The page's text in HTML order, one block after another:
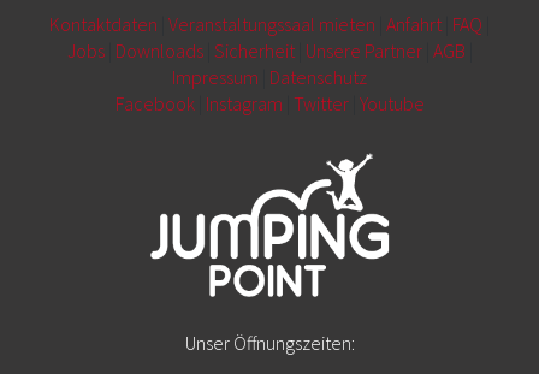
Kontaktdaten Veranstaltungssaal mieten Anfahrt FAQ
Jobs| Downloads| Sicherheit| Unsere Partner| AGB
Impressum Datenschutz
Facebook| Instagram Twitter| Youtube
Unser Öffnungszeiten: